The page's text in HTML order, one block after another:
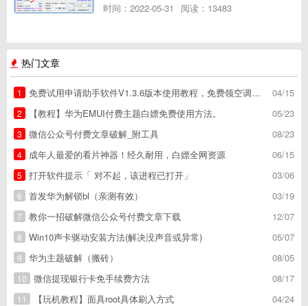
时间：2022-05-31
阅读：13483
热门文章
04/15
1
免费试用申请助手软件V1.3.6版本使用教程，免费领空调冰箱，附下载地址
05/23
2
【教程】华为EMUI付费主题白嫖免费使用方法。
08/23
3
微信公众号付费文章破解_附工具
06/15
4
成年人最爱的看片神器！经久耐用，白嫖全网资源
03/06
5
打开软件提示「 对不起，该进程已打开」
03/19
6
首发华为解锁bl（亲测有效）
12/07
7
教你一招破解微信公众号付费文章下载
05/07
8
Win10声卡驱动安装方法(解决没声音或异常)
08/05
9
华为主题破解（搬砖）
08/17
10
微信提现银行卡免手续费方法
04/24
11
【玩机教程】面具root具体刷入方式